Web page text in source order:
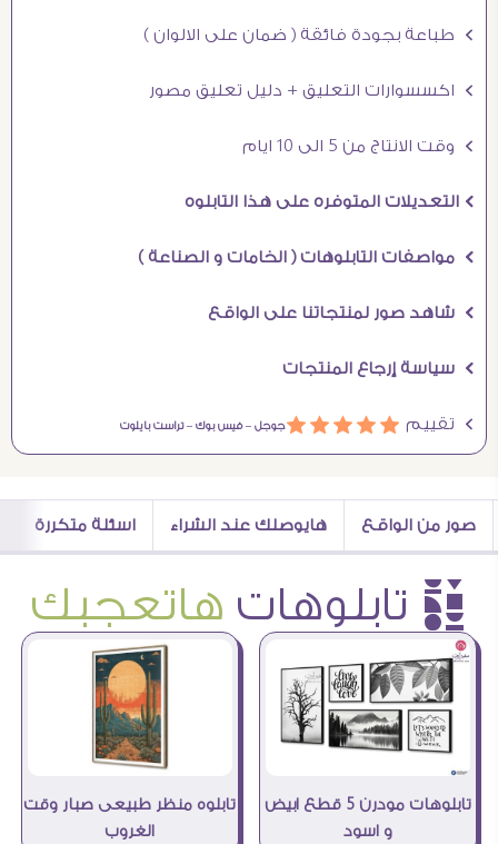
Ö طباعة بجودة فائقة ( ضمان على الالوان )
Ö اكسسوارات التعليق + دليل تعليق مصور
Ö وقت الانتاج من 5 الى 10 ايام
Ö التعديلات المتوفره على هذا التابلوه
Ö مواصفات التابلوهات ( الخامات و الصناعة )
Ö شاهد صور لمنتجاتنا على الواقع
Ö سياسة إرجاع المنتجات
Ö تقييم áááááجوجل –فيس بوك –تراست بايلوت
صور من الواقع هايوصلك عند الشراء اسئلة متكررة
è تابلوهات هاتعجبك
تابلوهات مودرن 5 قطع ابيض
و اسود
تابلوه منظر طبيعى صبار وقت
الغروب